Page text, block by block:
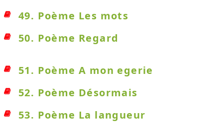
49. Poème Les mots
50. Poème Regard
51. Poème A mon egerie
52. Poème Désormais
53. Poème La langueur